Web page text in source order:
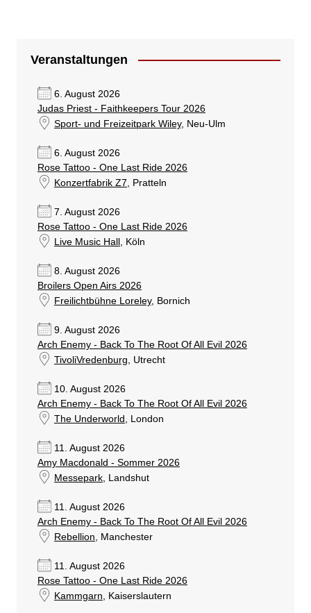
Veranstaltungen
6. August 2026
Judas Priest - Faithkeepers Tour 2026
Sport- und Freizeitpark Wiley, Neu-Ulm
6. August 2026
Rose Tattoo - One Last Ride 2026
Konzertfabrik Z7 , Pratteln
7. August 2026
Rose Tattoo - One Last Ride 2026
Live Music Hall
, Köln
8. August 2026
Broilers Open Airs 2026
Freilichtbühne Loreley, Bornich
9. August 2026
Arch Enemy - Back To The Root Of All Evil 2026
TivoliVredenburg , Utrecht
10. August 2026
Arch Enemy - Back To The Root Of All Evil 2026
The Underworld
, London
11. August 2026
Amy Macdonald - Sommer 2026
Messepark, Landshut
11. August 2026
Arch Enemy - Back To The Root Of All Evil 2026
Rebellion , Manchester
11. August 2026
Rose Tattoo - One Last Ride 2026
Kammgarn , Kaiserslautern